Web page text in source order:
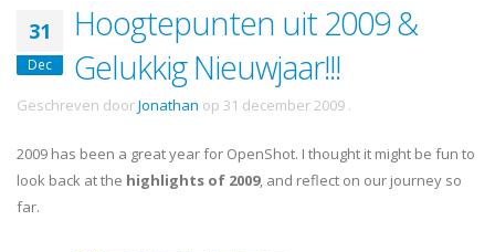
31
Dec
Hoogtepunten uit 2009 &
Gelukkig Nieuwjaar!!!
Geschreven doorJonathan op 31 december 2009 .
2009 has been a great year for OpenShot. I thought it might be fun to
look back at the highlights of 2009, and reflect on our journey so
far.